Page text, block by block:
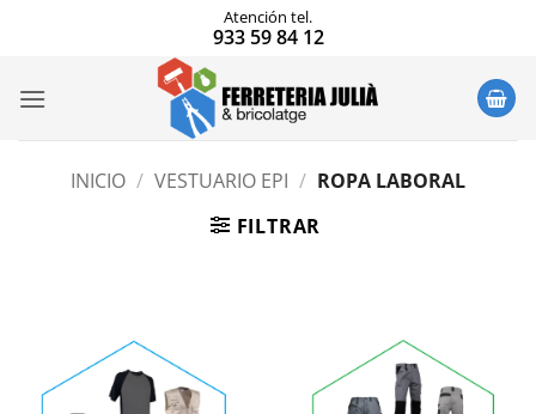
Atención tel.
933 59 84 12
INICIO / VESTUARIO EPI / ROPA LABORAL
FILTRAR